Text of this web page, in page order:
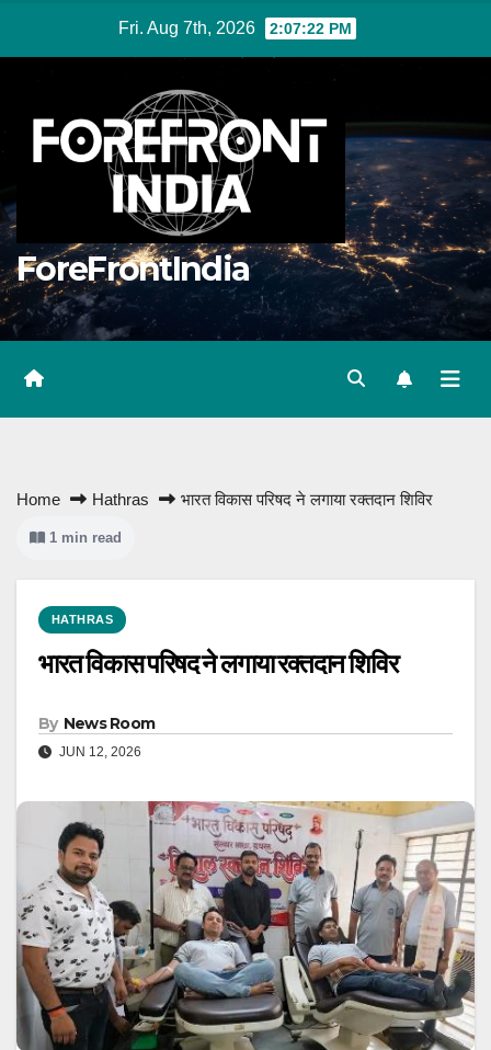
Fri. Aug 7th, 2026 2:07:23 PM
ForeFrontIndia
Home Hathras भारत विकास परिषद ने लगाया रक्तदान शिविर
1 min read
HATHRAS
भारत विकास परिषद ने लगाया रक्तदान शिविर
By News Room
JUN 12, 2026